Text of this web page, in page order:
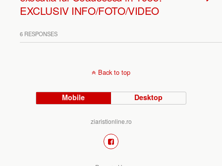
EXCLUSIV INFO/FOTO/VIDEO
6 RESPONSES
Back to top
Mobile Desktop
ziaristionline.ro